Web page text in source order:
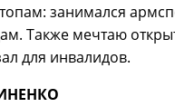
занимался
Также мечтаю
для инвалидов.